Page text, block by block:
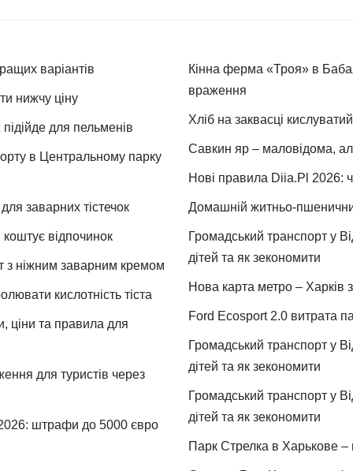
варіантів
нижчу ціну
для пельменів
в Центральному парку
заварних тістечок
коштує відпочинок
з ніжним заварним кремом
кислотність тіста
ціни та правила для
для туристів через
штрафи до 5000 євро
Кінна ферма «Троя» в
враження
Хліб на заквасці
Савкин яр – маловідома,
Нові правила Diia.Pl 2026:
Домашній житньо-
Громадський транспорт у
дітей та як зекономити
Нова карта метро – Харків
Ford Ecosport 2.0 витрата
Громадський транспорт у
дітей та як зекономити
Громадський транспорт у
дітей та як зекономити
Парк Стрелка в Харькове –